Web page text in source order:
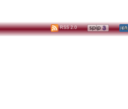
RSS 2.0